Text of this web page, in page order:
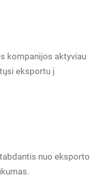
kompanijos aktyviau
eksportu į
nuo eksporto